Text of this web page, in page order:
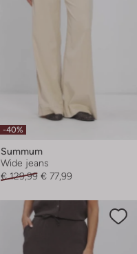
-40%
Summum
Wide jeans
€ 129,99 € 77,99